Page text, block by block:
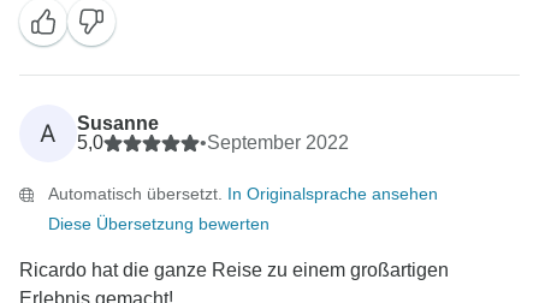
A
Susanne
5,0
•September 2022
Automatisch übersetzt. In Originalsprache ansehen
Diese Übersetzung bewerten
Ricardo hat die ganze Reise zu einem großartigen